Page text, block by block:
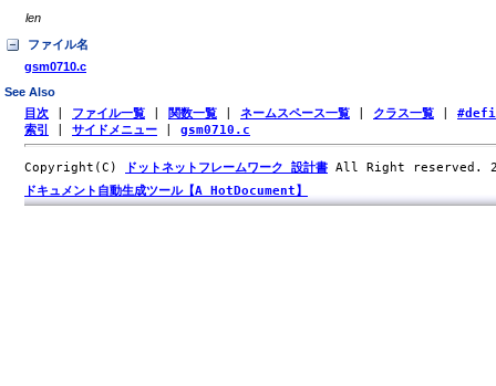
len
ファイル名
gsm0710.c
See Also
目次 ファイル一覧 関数一覧 ネームスペース一覧 クラス一覧
索引
サイドメニュー gsm0710.c
Copyright(C) ドットネットフレームワーク 設計書 All Right reserved.
ドキュメント自動生成ツール【A HotDocument】